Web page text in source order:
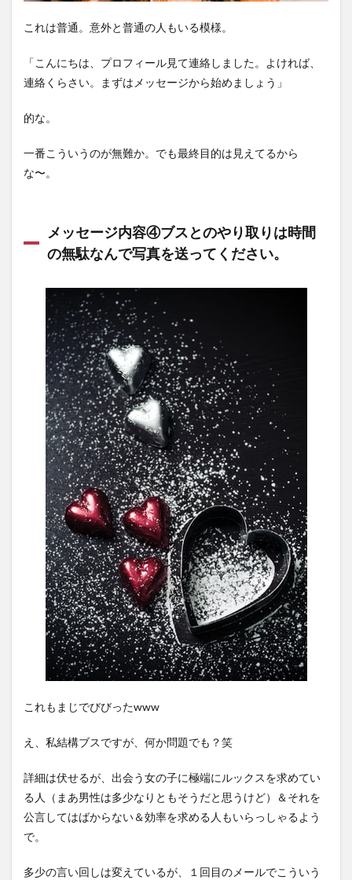
これは普通。意外と普通の人もいる模様。
「こんにちは、プロフィール見て連絡しました。よければ、
連絡くらさい。まずはメッセージから始めましょう」
的な。
一番こういうのが無難か。でも最終目的は見えてるから
な〜。
メッセージ内容④ブスとのやり取りは時間
の無駄なんで写真を送ってください。
これもまじでびびったwww
え、私結構ブスですが、何か問題でも？笑
詳細は伏せるが、出会う女の子に極端にルックスを求めてい
る人（まあ男性は多少なりともそうだと思うけど）＆それを
公言してはばからない＆効率を求める人もいらっしゃるよう
で。
多少の言い回しは変えているが、１回目のメールでこういう